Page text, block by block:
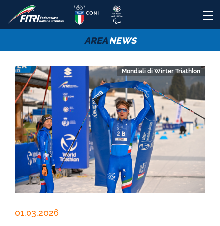
AREANEWS
Mondiali di Winter Triathlon
01.03.2026